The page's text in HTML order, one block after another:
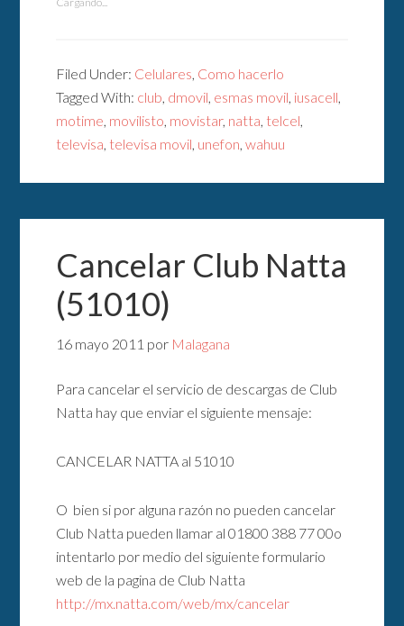
Filed Under: Celulares, Como hacerlo
Tagged With: club, dmovil, esmas movil, iusacell,
motime, movilisto, movistar, natta, telcel,
televisa, televisa movil, unefon,wahuu
Cancelar Club Natta
(51010)
16 mayo 2011 por Malagana
Para cancelar el servicio de descargas de Club
Natta hay que enviar el siguiente mensaje:
CANCELAR NATTA al 51010
O bien si por alguna razón no pueden cancelar
Club Natta pueden llamar al 01800 388 77 00o
intentarlo por medio del siguiente formulario
web de la pagina de Club Natta
http://mx.natta.com/web/mx/cancelar